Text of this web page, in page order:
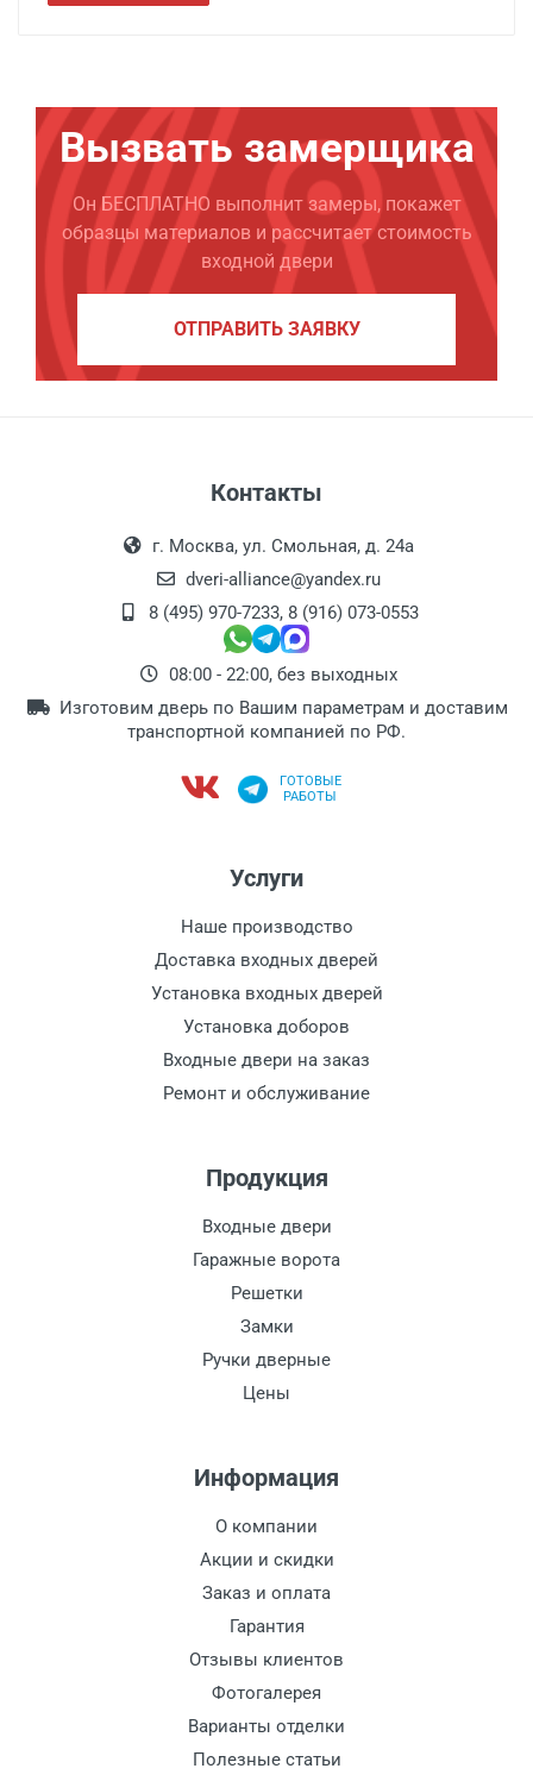
Вызвать замерщика
Он БЕСПЛАТНО выполнит замеры, покажет
образцы материалов и рассчитает стоимость
входной двери
ОТПРАВИТЬ ЗАЯВКУ
Контакты
г. Москва, ул. Смольная, д. 24а
dveri-alliance@yandex.ru
8 (495) 970-7233, 8 (916) 073-0553
08:00 - 22:00, без выходных
Изготовим дверь по Вашим параметрам и доставим
транспортной компанией по РФ.
ГОТОВЫЕ
РАБОТЫ
Услуги
Наше производство
Доставка входных дверей
Установка входных дверей
Установка доборов
Входные двери на заказ
Ремонт и обслуживание
Продукция
Входные двери
Гаражные ворота
Решетки
Замки
Ручки дверные
Цены
Информация
О компании
Акции и скидки
Заказ и оплата
Гарантия
Отзывы клиентов
Фотогалерея
Варианты отделки
Полезные статьи